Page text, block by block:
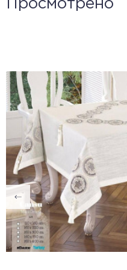
Просмотрено